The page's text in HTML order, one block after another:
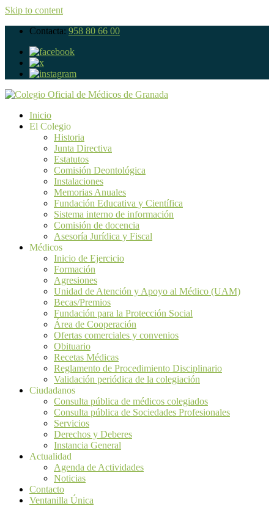
Skip to content
Contacta: 958 80 66 00
Inicio
El Colegio
Historia
Junta Directiva
Estatutos
Comisión Deontológica
Instalaciones
Memorias Anuales
Fundación Educativa y Científica
Sistema interno de información
Comisión de docencia
Asesoría Jurídica y Fiscal
Médicos
Inicio de Ejercicio
Formación
Agresiones
Unidad de Atención y Apoyo al Médico (UAM)
Becas/Premios
Fundación para la Protección Social
Área de Cooperación
Ofertas comerciales y convenios
Obituario
Recetas Médicas
Reglamento de Procedimiento Disciplinario
Validación periódica de la colegiación
Ciudadanos
Consulta pública de médicos colegiados
Consulta pública de Sociedades Profesionales
Servicios
Derechos y Deberes
Instancia General
Actualidad
Agenda de Actividades
Noticias
Contacto
Ventanilla Única